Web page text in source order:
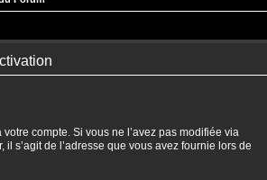
compte. Si vous ne l’avez pas modifiée via
il s’agit de l’adresse que vous avez fournie lors de